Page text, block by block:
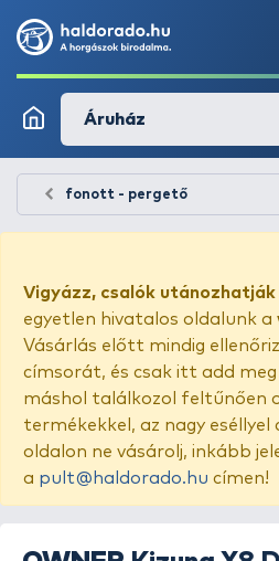
Áruház
fonott - pergető
Vigyázz, csalók
egyetlen hivatalos oldalunk a
Vásárlás előtt mindig
címsorát, és csak itt add
máshol találkozol feltűnően
termékekkel, az nagy eséllyel
oldalon ne vásárolj, inkább
a pult@haldorado.hu címen!